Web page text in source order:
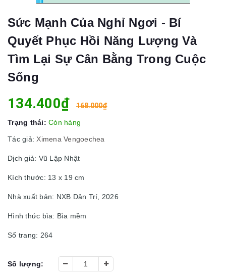
Sức Mạnh Của Nghỉ Ngơi - Bí
Quyết Phục Hồi Năng Lượng Và
Tìm Lại Sự Cân Bằng Trong Cuộc
Sống
134.400₫ 168.000₫
Trạng thái: Còn hàng
Tác giả: Ximena Vengoechea
Dịch giả: Vũ Lập Nhật
Kích thước: 13 x 19 cm
Nhà xuất bản: NXB Dân Trí, 2026
Hình thức bìa: Bìa mềm
Số trang: 264
Số lượng: